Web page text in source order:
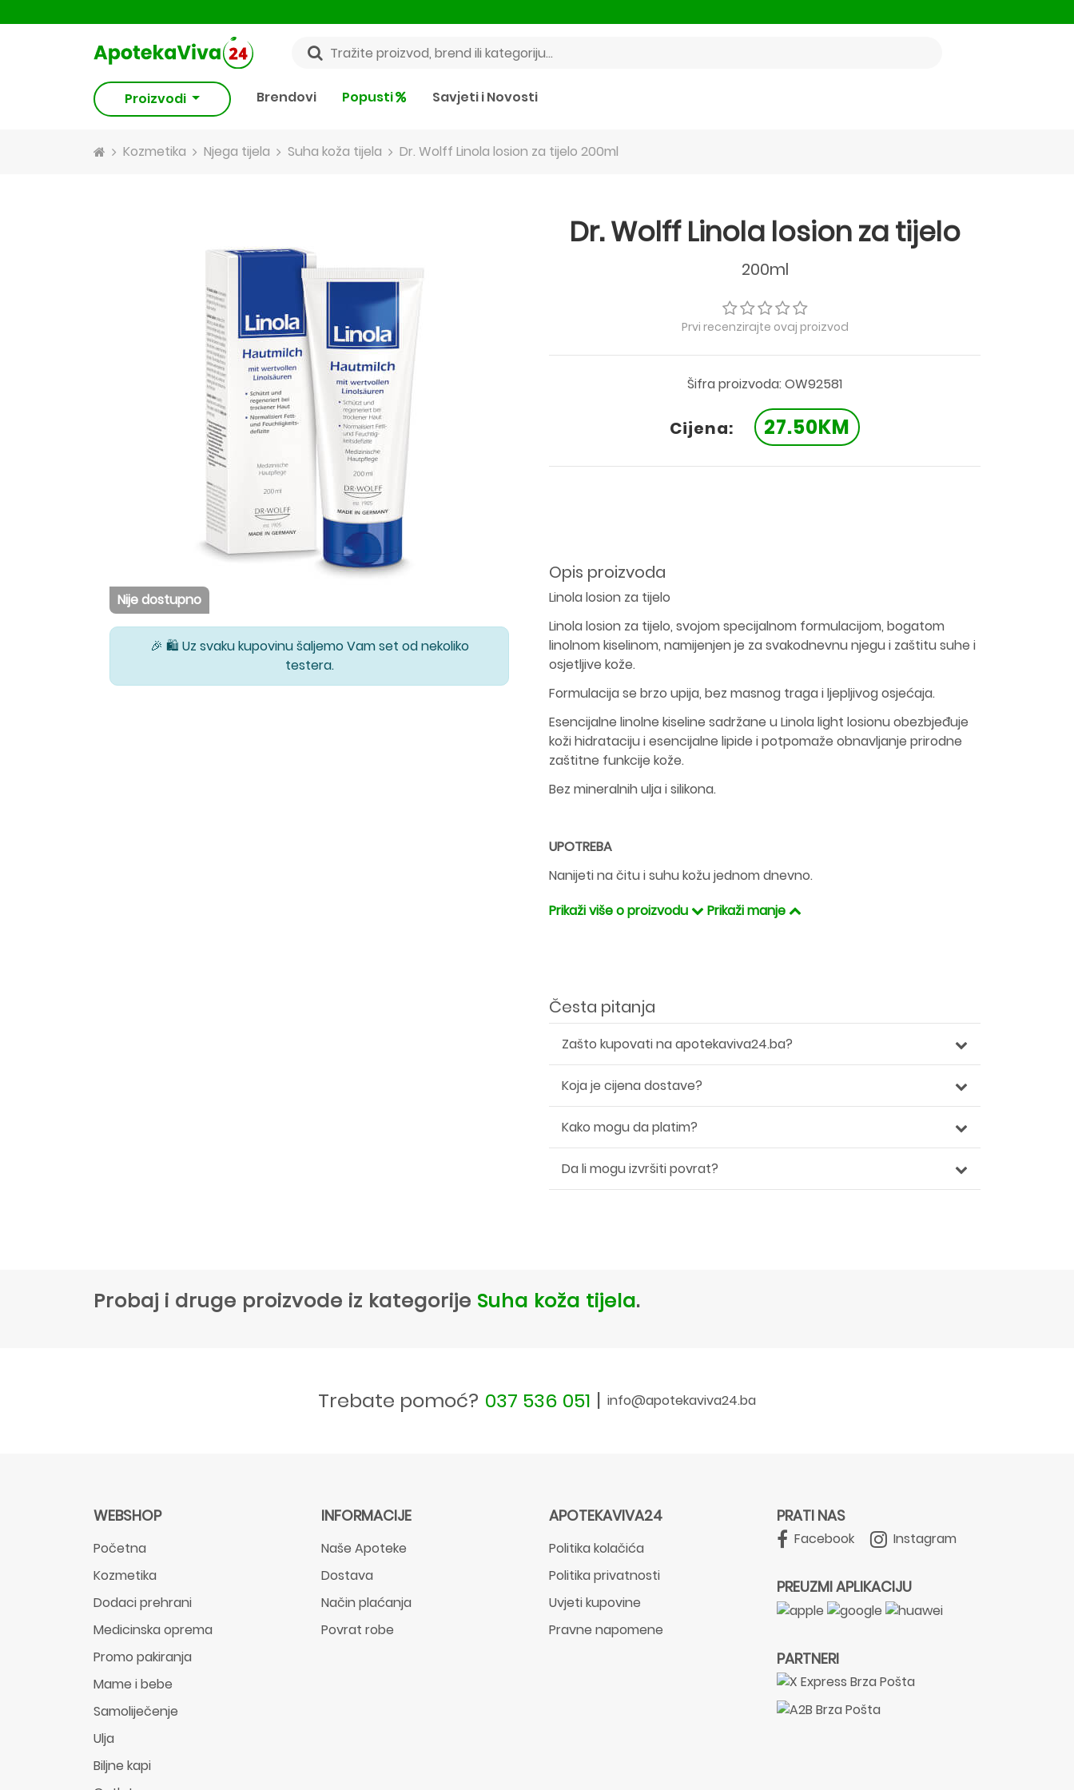
Proizvodi Brendovi Popusti Savjeti i Novosti
Kozmetika Njega tijela Suha koža tijela Dr. Wolff Linola losion za tijelo 200ml
Nije dostupno
🎉 🛍️ Uz svaku kupovinu šaljemo Vam set od nekoliko
testera.
Dr. Wolff Linola losion za tijelo
200ml
Prvi recenzirajte ovaj proizvod
Šifra proizvoda: OW92581
Cijena: 27.50KM
Opis proizvoda
Linola losion za tijelo
Linola losion za tijelo, svojom specijalnom formulacijom, bogatom
linolnom kiselinom, namijenjen je za svakodnevnu njegu i zaštitu suhe i
osjetljive kože.
Formulacija se brzo upija, bez masnog traga i ljepljivog osjećaja.
Esencijalne linolne kiseline sadržane u Linola light losionu obezbjeđuje
koži hidrataciju i esencijalne lipide i potpomaže obnavljanje prirodne
zaštitne funkcije kože.
Bez mineralnih ulja i silikona.
UPOTREBA
Nanijeti na čitu i suhu kožu jednom dnevno.
Prikaži više o proizvodu
Prikaži manje
Česta pitanja
Zašto kupovati na apotekaviva24.ba?
Koja je cijena dostave?
Kako mogu da platim?
Da li mogu izvršiti povrat?
Probaj i druge proizvode iz kategorije Suha koža tijela.
Trebate pomoć? 037 536 051 | info@apotekaviva24.ba
WEBSHOP
Početna
Kozmetika
Dodaci prehrani
Medicinska oprema
Promo pakiranja
Mame i bebe
Samoliječenje
Ulja
Biljne kapi
INFORMACIJE
Naše Apoteke
Dostava
Način plaćanja
Povrat robe
APOTEKAVIVA24
Politika kolačića
Politika privatnosti
Uvjeti kupovine
Pravne napomene
PRATI NAS
Facebook Instagram
PREUZMI APLIKACIJU
PARTNERI